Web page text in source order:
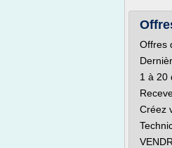
Offres
1 à 20
Créez